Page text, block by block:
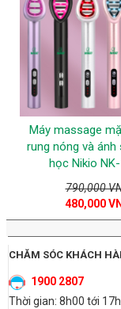
Máy massage
rung nóng và ánh
học Nikio
790,000
480,000
CHĂM SÓC KHÁCH
1900 2807
Thời gian: 8h00 tới